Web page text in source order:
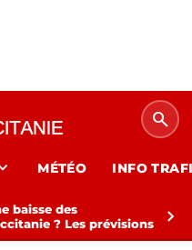
search
MÉTÉO INFO
baisse des
? Les prévisions
chevron_right